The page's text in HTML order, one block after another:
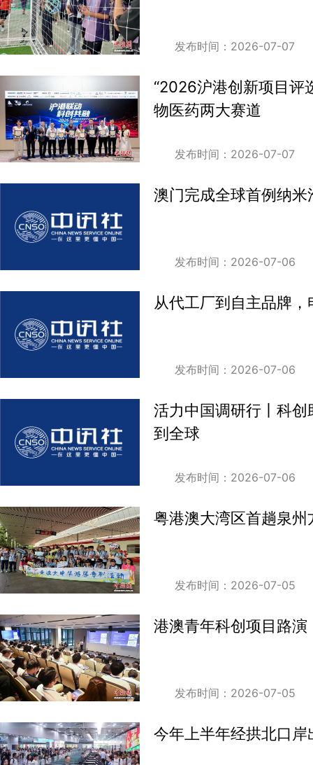
发布时间：2026-07-07
“2026沪港创新项目评
物医药两大赛道
发布时间：2026-07-07
澳门完成全球首例纳
发布时间：2026-07-06
从代工厂到自主品牌
发布时间：2026-07-06
活力中国调研行丨科
到全球
发布时间：2026-07-06
粤港澳大湾区首趟泉
发布时间：2026-07-05
港澳青年科创项目路
发布时间：2026-07-05
今年上半年经拱北口